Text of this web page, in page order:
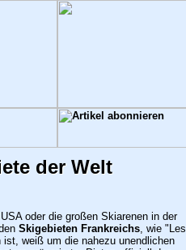
der Welt
oder die großen Skiarenen in der
Skigebieten Frankreichs, wie "Les
weiß um die nahezu unendlichen